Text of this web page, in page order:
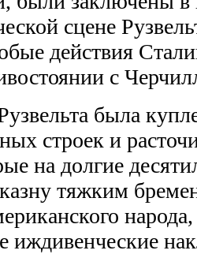
сцене
действия
с
была
строек и
на долгие
тяжким
иждивенческие